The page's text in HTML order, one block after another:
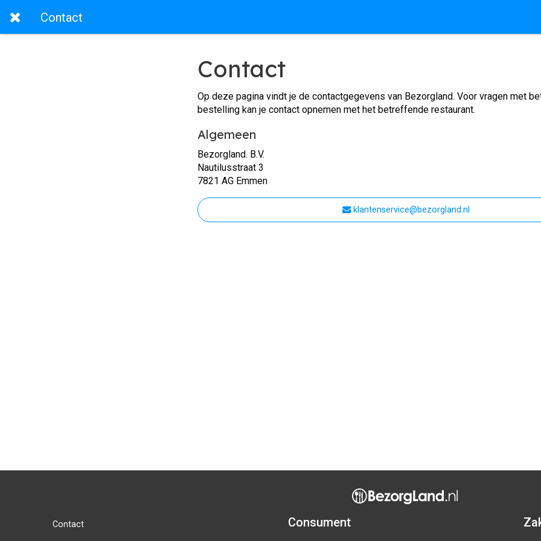
Contact
Contact
Op deze pagina vindt je de contactgegevens van Bezorgland. Voor vragen met
bestelling kan je contact opnemen met het betreffende restaurant.
Algemeen
Bezorgland. B.V.
Nautilusstraat 3
7821 AG Emmen
klantenservice@bezorgland.nl
Contact Consument